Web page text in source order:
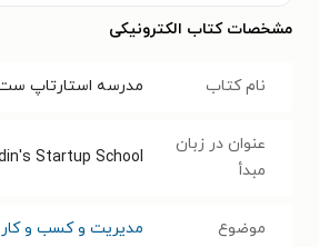
مشخصات کتاب الکترونیکی
نام کتاب مدرسه استارتاپ
عنوان در زبان
مبدأ
Startup School
موضوع مدیریت و کسب و کار